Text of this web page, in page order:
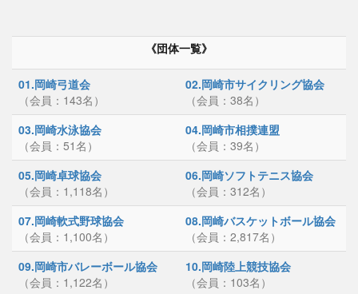
《団体一覧》
01.岡崎弓道会
（会員：143名）
02.岡崎市サイクリング協会
（会員：38名）
03.岡崎水泳協会
（会員：51名）
04.岡崎市相撲連盟
（会員：39名）
05.岡崎卓球協会
（会員：1,118名）
06.岡崎ソフトテニス協会
（会員：312名）
07.岡崎軟式野球協会
（会員：1,100名）
08.岡崎バスケットボール協会
（会員：2,817名）
09.岡崎市バレーボール協会
（会員：1,122名）
10.岡崎陸上競技協会
（会員：103名）